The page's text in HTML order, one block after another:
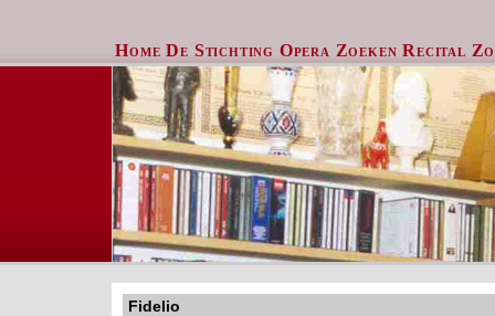
Home De Stichting Opera Zoeken Recital
Fidelio